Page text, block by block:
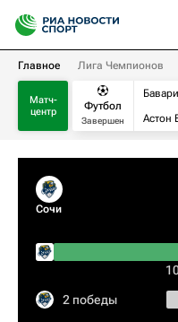
Главное Лига Чемпионов
Матч-
центр
Футбол
Завершен
Астон
Сочи
2 победы